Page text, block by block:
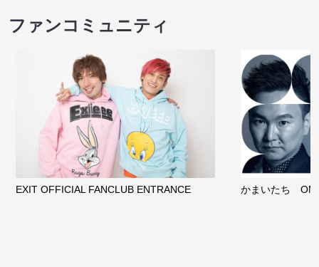
ファンコミュニティ
EXIT OFFICIAL FANCLUB ENTRANCE かまいたち